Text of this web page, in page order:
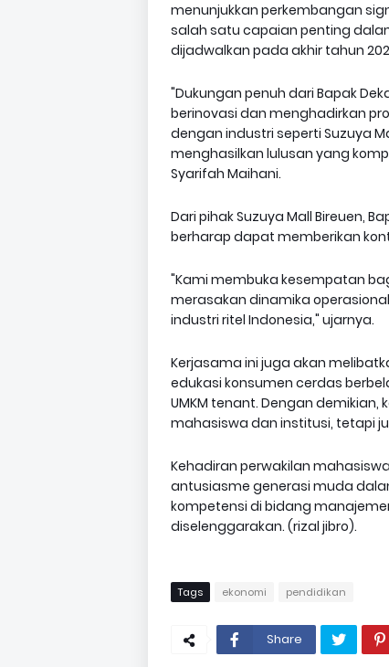
menunjukkan perkembangan
salah satu capaian penting
dijadwalkan pada akhir tahun
"Dukungan penuh dari Bapak
berinovasi dan menghadirkan
dengan industri seperti Suzuya
menghasilkan lulusan yang
Syarifah Maihani.
Dari pihak Suzuya Mall Bireuen,
berharap dapat memberikan
"Kami membuka kesempatan
merasakan dinamika
industri ritel Indonesia," ujarnya.
Kerjasama ini juga akan
edukasi konsumen cerdas
UMKM tenant. Dengan
mahasiswa dan institusi, tetapi
Kehadiran perwakilan
antusiasme generasi muda
kompetensi di bidang
diselenggarakan. (rizal jibro).
Tags ekonomi pendidikan
Share